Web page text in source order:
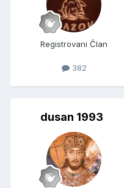
Registrovani Član
382
dusan 1993